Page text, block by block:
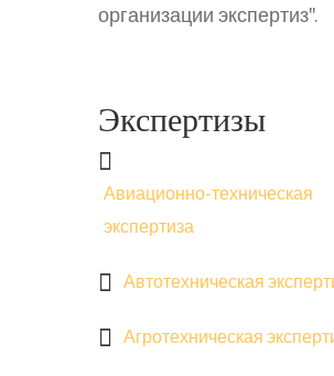
организации экспертиз".
Экспертизы
Авиационно-техническая
экспертиза
Автотехническая
Агротехническая